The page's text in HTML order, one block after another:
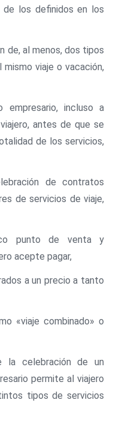
los definidos en los
de, al menos, dos tipos
viaje o vacación,
empresario, incluso a
antes de que se
de los servicios,
de contratos
de servicios de viaje,
punto de venta y
acepte pagar,
a un precio a tanto
«viaje combinado» o
la celebración de un
permite al viajero
tipos de servicios